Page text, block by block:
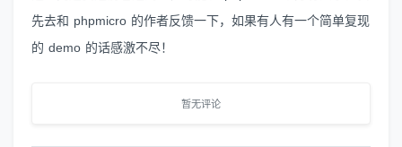
先去和 phpmicro 的作者反馈一下，如果有人有一个简单复现
的 demo 的话感激不尽！
暂无评论